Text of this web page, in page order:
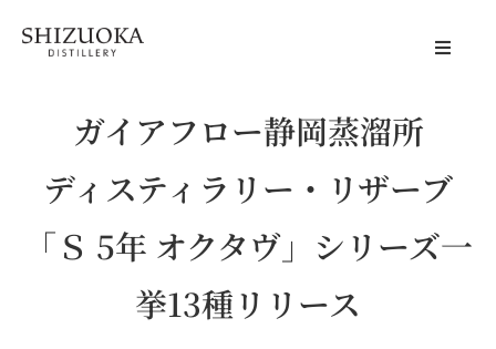
Visit Us
商品情報
Products
会社概要
ガイアフロー静岡蒸溜所
ディスティラリー・リザーブ
「Ｓ 5年 オクタヴ」シリーズ一
挙13種リリース